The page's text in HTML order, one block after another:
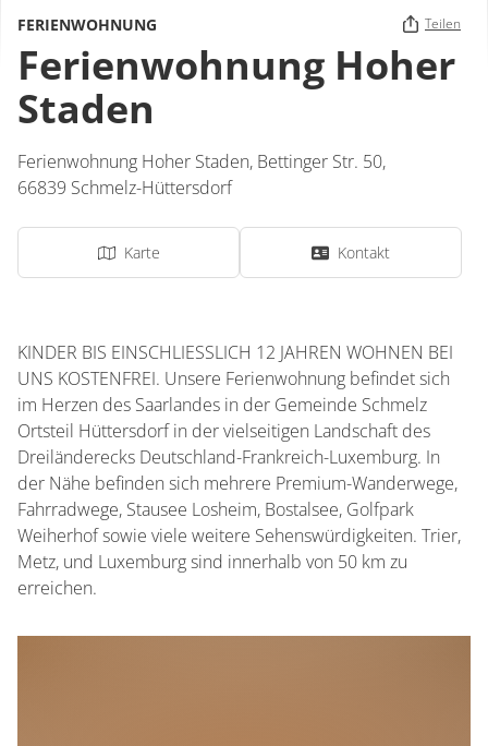
FERIENWOHNUNG Teilen
Ferienwohnung Hoher
Staden
Ferienwohnung Hoher Staden, Bettinger Str. 50,
66839 Schmelz-Hüttersdorf
Karte Kontakt
KINDER BIS EINSCHLIESSLICH 12 JAHREN WOHNEN BEI
UNS KOSTENFREI. Unsere Ferienwohnung befindet sich
im Herzen des Saarlandes in der Gemeinde Schmelz
Ortsteil Hüttersdorf in der vielseitigen Landschaft des
Dreiländerecks Deutschland-Frankreich-Luxemburg. In
der Nähe befinden sich mehrere Premium-Wanderwege,
Fahrradwege, Stausee Losheim, Bostalsee, Golfpark
Weiherhof sowie viele weitere Sehenswürdigkeiten. Trier,
Metz, und Luxemburg sind innerhalb von 50 km zu
erreichen.